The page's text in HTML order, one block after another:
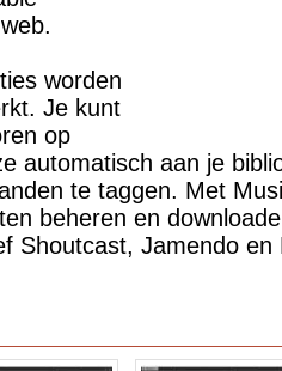
worden
Je kunt
op
automatisch aan je
te taggen. Met
beheren en
Shoutcast, Jamendo